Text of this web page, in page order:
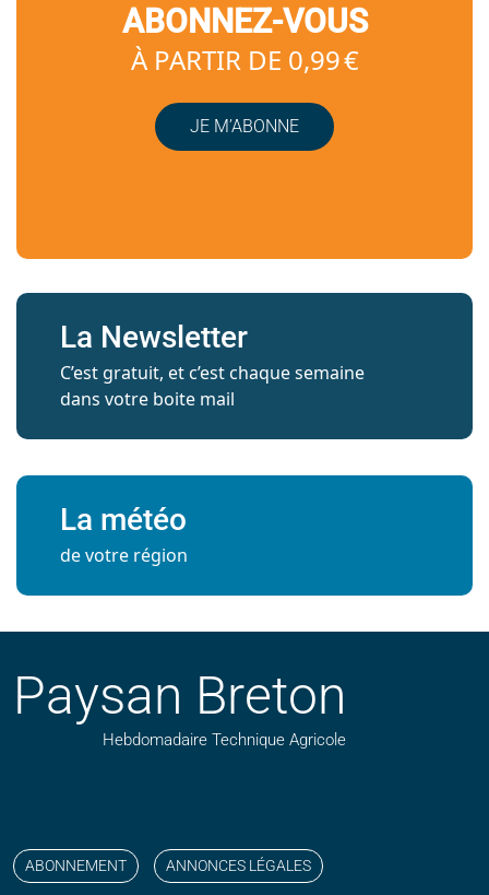
ABONNEZ-VOUS
À PARTIR DE 0,99 €
JE M’ABONNE
La Newsletter
C’est gratuit, et c’est chaque semaine
dans votre boite mail
La météo
de votre région
Paysan Breton
Hebdomadaire Technique Agricole
ABONNEMENT ANNONCES LÉGALES